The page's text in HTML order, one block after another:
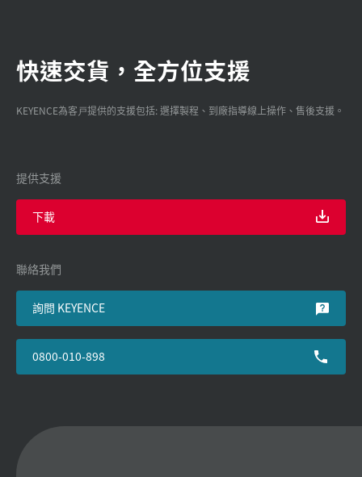
快速交貨，全方位支援
KEYENCE為客戸提供的支援包括: 選擇製程、到廠指導線上操作、售後支援。
提供支援
下載
聯絡我們
詢問 KEYENCE
0800-010-898